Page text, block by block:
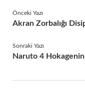
Önceki Yazı
Akran Zorbalığı
Sonraki Yazı
Naruto 4